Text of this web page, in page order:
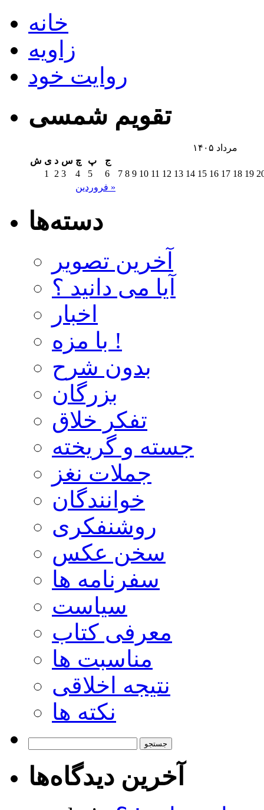
خانه
زاویه
روایت خود
تقویم شمسی
مرداد ۱۴۰۵
ش ی د س چ پ ج
فروردین »
1 2 3 4 5 6 7 8 9 10 11 12 13 14 15 16 17 18 19
دسته‌ها
آخرین تصویر
آیا می دانید ؟
اخبار
با مزه !
بدون شرح
بزرگان
تفکر خلاق
جسته و گریخته
جملات نغز
خوانندگان
روشنفکری
سخن عکس
سفرنامه ها
سیاست
معرفی کتاب
مناسبت ها
نتیجه اخلاقی
نکته ها
آخرین دیدگاه‌ها